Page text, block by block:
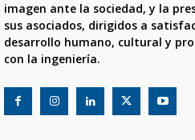
imagen ante la sociedad, y la
sus asociados, dirigidos a
desarrollo humano, cultural y
con la ingeniería.